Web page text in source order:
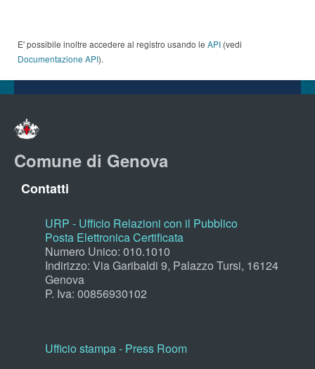
E' possibile inoltre accedere al registro usando le API (vedi
Documentazione API).
Comune di Genova
Contatti
URP - Ufficio Relazioni con il Pubblico
Posta Elettronica Certificata
Numero Unico: 010.1010
Indirizzo: Via Garibaldi 9, Palazzo Tursi, 16124
Genova
P. Iva: 00856930102
Ufficio stampa - Press Room